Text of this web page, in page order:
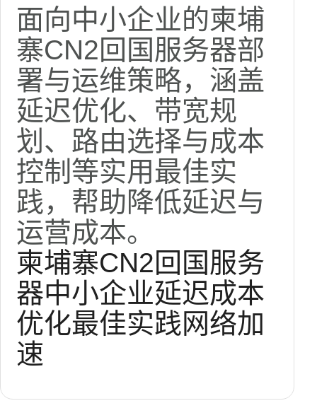
迟成本的最佳实践
面向中小企业的柬埔
寨CN2回国服务器部
署与运维策略，涵盖
延迟优化、带宽规
划、路由选择与成本
控制等实用最佳实
践，帮助降低延迟与
运营成本。
柬埔寨CN2回国服务
器中小企业延迟成本
优化最佳实践网络加
速